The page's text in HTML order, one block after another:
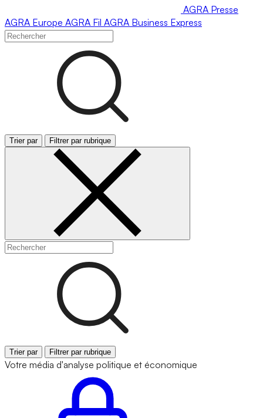
AGRA Presse
AGRA Europe AGRA Fil AGRA Business Express
Trier par Filtrer par rubrique
Trier par Filtrer par rubrique
Votre média d'analyse politique et économique